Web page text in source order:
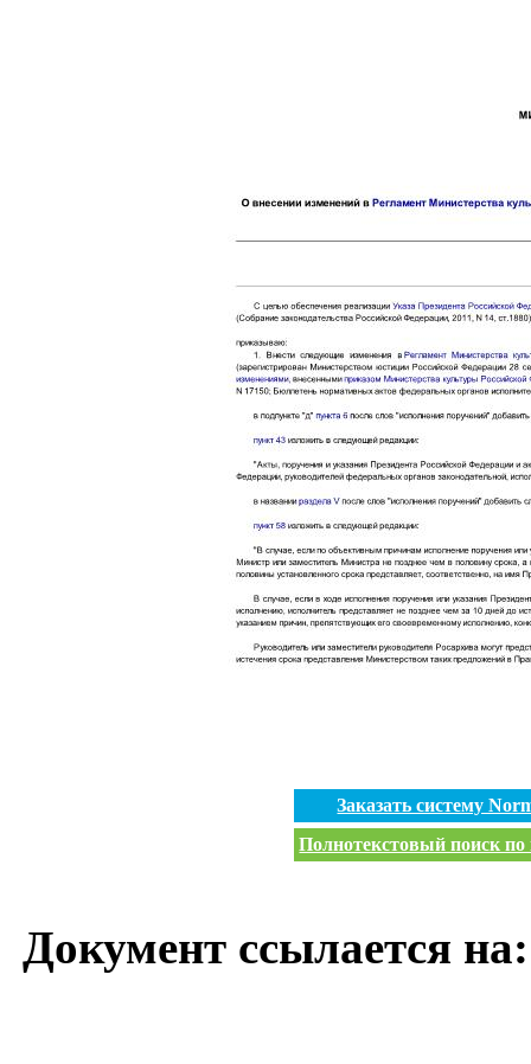
Заказать систему
Полнотекстовый поиск по
Документ ссылается на: